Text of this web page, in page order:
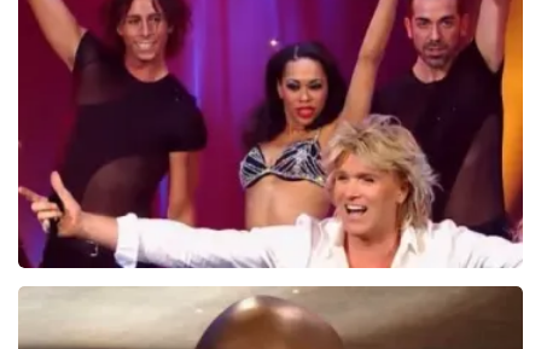
60
BEKIJKEN
Hans Klok
314+ reviews